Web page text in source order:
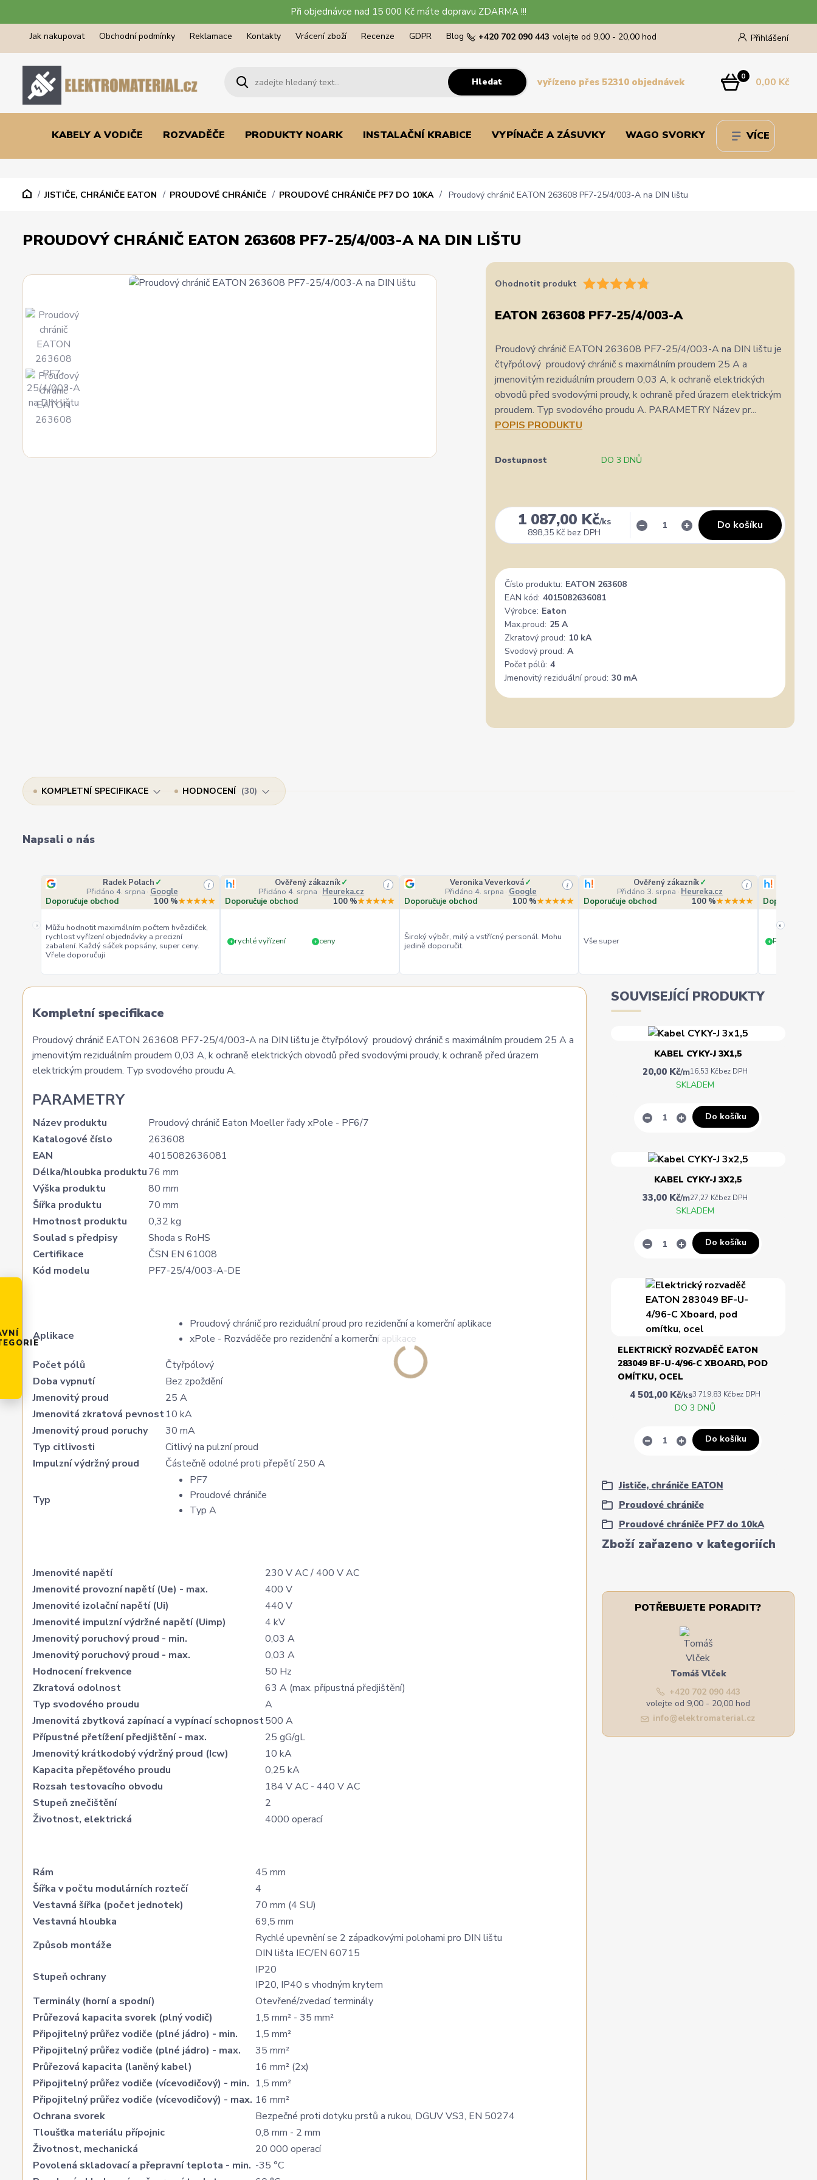
Při objednávce nad 15 000 Kč máte dopravu ZDARMA !!!
Jak nakupovat Obchodní podmínky Reklamace Kontakty Vrácení zboží Recenze GDPR Blog Přihlášení
Hledat
+420 702 090 443 volejte od 9,00 - 20,00 hod
0 0,00 Kč
vyřízeno přes 52310 objednávek
KABELY A VODIČE ROZVADĚČE PRODUKTY NOARK INSTALAČNÍ KRABICE VYPÍNAČE A ZÁSUVKY WAGO SVORKY VÍCE
JISTIČE, CHRÁNIČE EATON PROUDOVÉ CHRÁNIČE PROUDOVÉ CHRÁNIČE PF7 DO 10KA Proudový chránič EATON 263608 PF7-25/4/003-A na DIN lištu
PROUDOVÝ CHRÁNIČ EATON 263608 PF7-25/4/003-A NA DIN LIŠTU
Ohodnotit produkt
EATON 263608 PF7-25/4/003-A
Proudový chránič EATON 263608 PF7-25/4/003-A na DIN lištu je
čtyřpólový proudový chránič s maximálním proudem 25 A a
jmenovitým reziduálním proudem 0,03 A, k ochraně elektrických
obvodů před svodovými proudy, k ochraně před úrazem elektrickým
proudem. Typ svodového proudu A. PARAMETRY Název pr...
POPIS PRODUKTU
Dostupnost DO 3 DNŮ
1 087,00 Kč/ks
898,35 Kč bez DPH
Do košíku
Číslo produktu: EATON 263608
EAN kód: 4015082636081
Výrobce: Eaton
Max.proud: 25 A
Zkratový proud: 10 kA
Svodový proud: A
Počet pólů: 4
Jmenovitý reziduální proud: 30 mA
KOMPLETNÍ SPECIFIKACE HODNOCENÍ 30
Napsali o nás
«
Radek Polach ✓
Přidáno 4. srpna · Google
i
Doporučuje obchod 100 %★★★★★
Můžu hodnotit maximálním počtem hvězdiček,
rychlost vyřízení objednávky a precizní
zabalení. Každý sáček popsány, super ceny.
Vřele doporučuji
Ověřený zákazník✓
Přidáno 4. srpna · Heureka.cz
i
Doporučuje obchod 100 %★★★★★
+ rychlé vyřízení + ceny
Veronika Veverková✓
Přidáno 4. srpna · Google
i
Doporučuje obchod 100 %★★★★★
Široký výběr, milý a vstřícný personál. Mohu
jedině doporučit.
Ověřený zákazník✓
Přidáno 3. srpna · Heureka.cz
i
Doporučuje obchod 100 %★★★★★
Vše super
Doporučuje
+ PERFEKTNÍ
»
Kompletní specifikace
Proudový chránič EATON 263608 PF7-25/4/003-A na DIN lištu je čtyřpólový proudový chránič s maximálním proudem 25 A a
jmenovitým reziduálním proudem 0,03 A, k ochraně elektrických obvodů před svodovými proudy, k ochraně před úrazem
elektrickým proudem. Typ svodového proudu A.
PARAMETRY
Název produktu
Proudový chránič Eaton Moeller řady xPole - PF6/7
Katalogové číslo
263608
EAN
4015082636081
Délka/hloubka produktu76 mm
Výška produktu
80 mm
Šířka produktu
70 mm
Hmotnost produktu
0,32 kg
Soulad s předpisy
Shoda s RoHS
Certifikace
ČSN EN 61008
Kód modelu
PF7-25/4/003-A-DE
Aplikace
Proudový chránič pro reziduální proud pro rezidenční a komerční aplikace
xPole - Rozváděče pro rezidenční a komerční aplikace
Počet pólů
Čtyřpólový
Doba vypnutí
Bez zpoždění
Jmenovitý proud
25 A
Jmenovitá zkratová pevnost10 kA
Jmenovitý proud poruchy
30 mA
Typ citlivosti
Citlivý na pulzní proud
Impulzní výdržný proud
Částečně odolné proti přepětí 250 A
Typ
PF7
Proudové chrániče
Typ A
Jmenovité napětí
230 V AC / 400 V AC
Jmenovité provozní napětí (Ue) - max.
400 V
Jmenovité izolační napětí (Ui)
440 V
Jmenovité impulzní výdržné napětí (Uimp)
4 kV
Jmenovitý poruchový proud - min.
0,03 A
Jmenovitý poruchový proud - max.
0,03 A
Hodnocení frekvence
50 Hz
Zkratová odolnost
63 A (max. přípustná předjištění)
Typ svodového proudu
A
Jmenovitá zbytková zapínací a vypínací schopnost500 A
Přípustné přetížení předjištění - max.
25 gG/gL
Jmenovitý krátkodobý výdržný proud (Icw)
10 kA
Kapacita přepěťového proudu
0,25 kA
Rozsah testovacího obvodu
184 V AC - 440 V AC
Stupeň znečištění
2
Životnost, elektrická
4000 operací
Rám
45 mm
Šířka v počtu modulárních roztečí
4
Vestavná šířka (počet jednotek)
70 mm (4 SU)
Vestavná hloubka
69,5 mm
Způsob montáže
Rychlé upevnění se 2 západkovými polohami pro DIN lištu
DIN lišta IEC/EN 60715
Stupeň ochrany
IP20
IP20, IP40 s vhodným krytem
Terminály (horní a spodní)
Otevřené/zvedací terminály
Průřezová kapacita svorek (plný vodič)
1,5 mm² - 35 mm²
Připojitelný průřez vodiče (plné jádro) - min.
1,5 mm²
Připojitelný průřez vodiče (plné jádro) - max.
35 mm²
Průřezová kapacita (laněný kabel)
16 mm² (2x)
Připojitelný průřez vodiče (vícevodičový) - min. 1,5 mm²
Připojitelný průřez vodiče (vícevodičový) - max. 16 mm²
Ochrana svorek
Bezpečné proti dotyku prstů a rukou, DGUV VS3, EN 50274
Tloušťka materiálu přípojnic
0,8 mm - 2 mm
Životnost, mechanická
20 000 operací
Povolená skladovací a přepravní teplota - min. -35 °C
Zboží zařazeno v kategoriích
Jističe, chrániče EATON
Proudové chrániče
Proudové chrániče PF7 do 10kA
SOUVISEJÍCÍ PRODUKTY
KABEL CYKY-J 3X1,5
20,00 Kč/m16,53 Kčbez DPH
SKLADEM
Do košíku
KABEL CYKY-J 3X2,5
33,00 Kč/m27,27 Kčbez DPH
SKLADEM
Do košíku
ELEKTRICKÝ ROZVADĚČ EATON
283049 BF-U-4/96-C XBOARD, POD
OMÍTKU, OCEL
4 501,00 Kč/ks3 719,83 Kčbez DPH
DO 3 DNŮ
Do košíku
POTŘEBUJETE PORADIT?
Tomáš Vlček
+420 702 090 443
volejte od 9,00 - 20,00 hod
info@elektromaterial.cz